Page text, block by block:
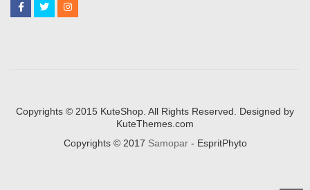
Copyrights © 2015 KuteShop. All Rights Reserved. Designed by
KuteThemes.com
Copyrights © 2017 Samopar- EspritPhyto